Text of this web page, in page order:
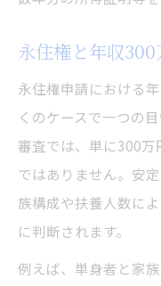
永住権と年収
永住権申請における
くのケースで一つの
審査では、単に300
ではありません。安
族構成や扶養人数に
に判断されます。
例えば、単身者と家